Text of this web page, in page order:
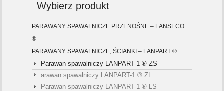
Wybierz produkt
PARAWANY SPAWALNICZE PRZENOŚNE – LANSECO
®
PARAWANY SPAWALNICZE, ŚCIANKI – LANPART ®
Parawan spawalniczy LANPART-1 ® ZS
arawan spawalniczy LANPART-1 ® ZL
Parawan spawalniczy LANPART-1 ® LS